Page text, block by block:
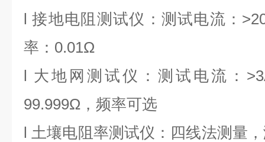
l 接地电阻测试仪：测试电流：
率：0.01Ω
l 大地网测试仪：测试电流：
99.999Ω，频率可选
l 土壤电阻率测试仪：四线法测量